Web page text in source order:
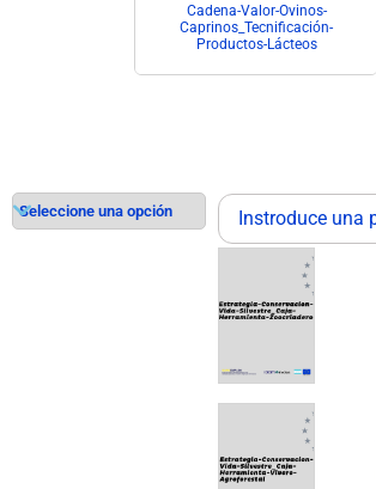
Cadena-Valor-Ovinos-
Caprinos_Tecnificación-
Productos-Lácteos